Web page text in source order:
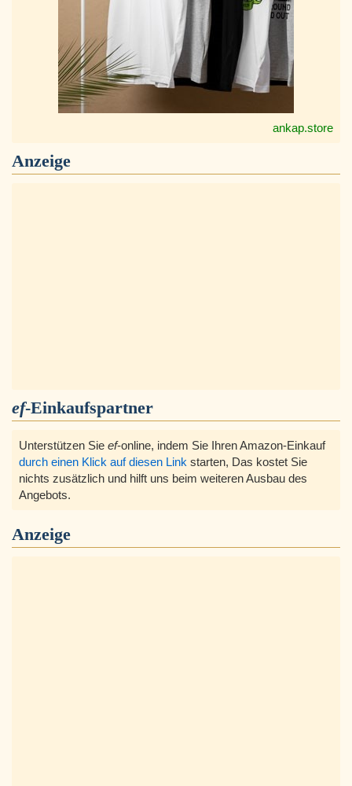
ankap.store
Anzeige
ef-Einkaufspartner
Unterstützen Sie ef-online, indem Sie Ihren Amazon-Einkauf
durch einen Klick auf diesen Link starten, Das kostet Sie
nichts zusätzlich und hilft uns beim weiteren Ausbau des
Angebots.
Anzeige